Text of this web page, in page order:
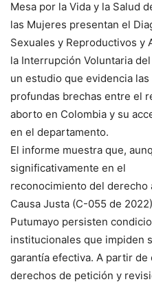
Mesa por la Vida y la Salud
las Mujeres presentan el
Sexuales y Reproductivos y
la Interrupción Voluntaria
un estudio que evidencia las
profundas brechas entre el
aborto en Colombia y su
en el departamento.
El informe muestra que,
significativamente en el
reconocimiento del derecho
Causa Justa (C-055 de
Putumayo persisten
institucionales que impiden
garantía efectiva. A partir
derechos de petición y